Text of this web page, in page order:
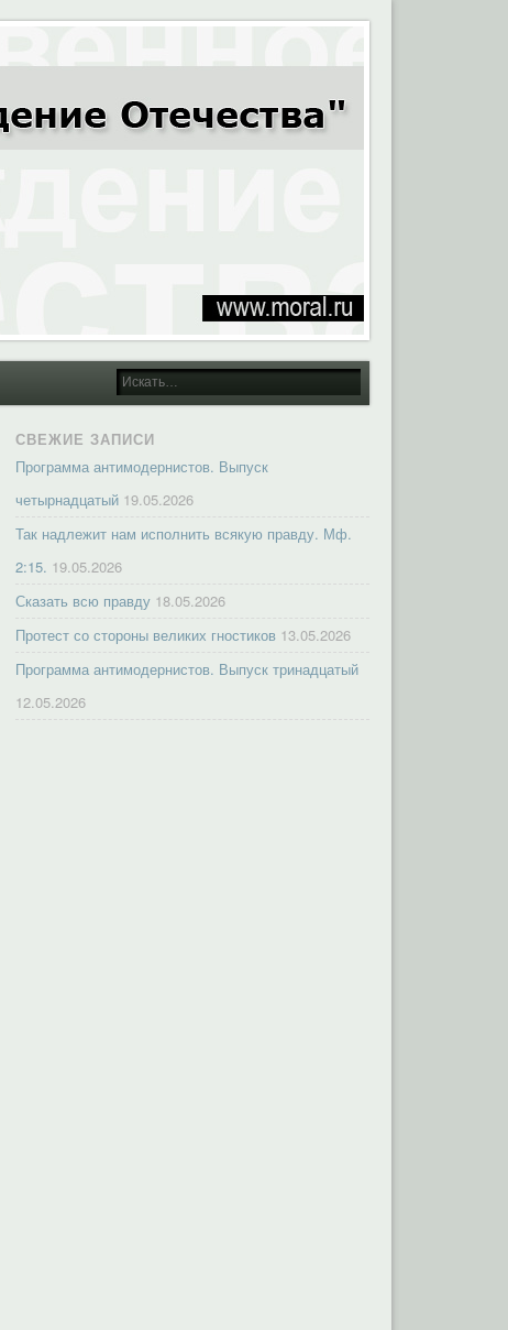
СВЕЖИЕ ЗАПИСИ
Программа антимодернистов. Выпуск
четырнадцатый 19.05.2026
Так надлежит нам исполнить всякую правду. Мф.
2:15. 19.05.2026
Сказать всю правду 18.05.2026
Протест со стороны великих гностиков 13.05.2026
Программа антимодернистов. Выпуск тринадцатый
12.05.2026